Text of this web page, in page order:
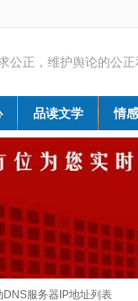
公正，维护舆论的公正
品读文学 情
服务器IP地址列表